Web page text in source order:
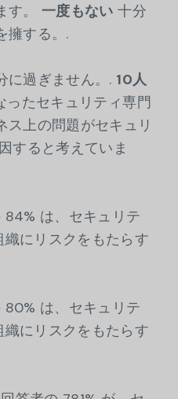
す。 一度もない 十分
擁する。.
に過ぎません。. 10人
ったセキュリティ専門
ス上の問題がセキュリ
すると考えていま
は、セキュリテ
にリスクをもたらす
は、セキュリテ
にリスクをもたらす